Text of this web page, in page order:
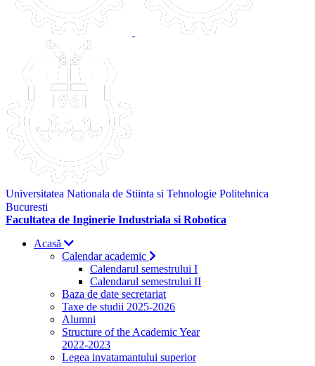
Universitatea Nationala de Stiinta si Tehnologie Politehnica
Bucuresti
Facultatea de Inginerie Industriala si Robotica
Acasă
Calendar academic
Calendarul semestrului I
Calendarul semestrului II
Baza de date secretariat
Taxe de studii 2025-2026
Alumni
Structure of the Academic Year
2022-2023
Legea invatamantului superior